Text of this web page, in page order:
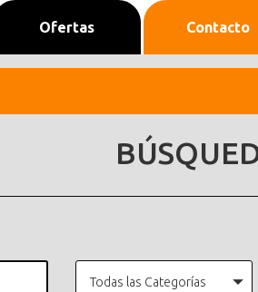
Ofertas Contacto
Todas las Categorías